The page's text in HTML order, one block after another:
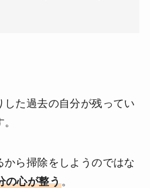
た過去の自分が残ってい
から掃除をしようのではな
の心が整う。